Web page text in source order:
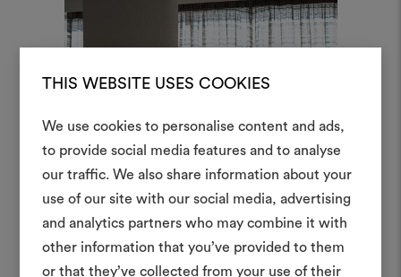
THIS WEBSITE USES COOKIES
We use cookies to personalise content and ads,
to provide social media features and to analyse
our traffic. We also share information about your
use of our site with our social media, advertising
and analytics partners who may combine it with
other information that you’ve provided to them
or that they’ve collected from your use of their
Crea
Uno strumento interattivo
e condividere le tue idee,